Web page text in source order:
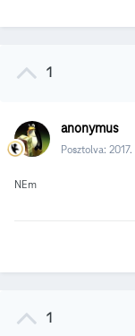
1
anonymus
Posztolva:
NEm
1